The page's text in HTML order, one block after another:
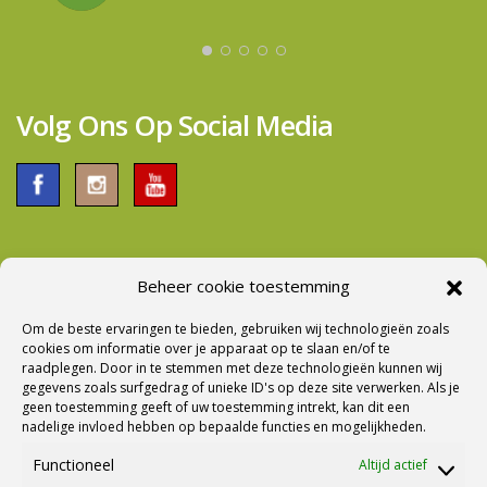
Beheer cookie toestemming
Om de beste ervaringen te bieden, gebruiken wij technologieën zoals
cookies om informatie over je apparaat op te slaan en/of te
raadplegen. Door in te stemmen met deze technologieën kunnen wij
gegevens zoals surfgedrag of unieke ID's op deze site verwerken. Als je
geen toestemming geeft of uw toestemming intrekt, kan dit een
nadelige invloed hebben op bepaalde functies en mogelijkheden.
Functioneel Altijd actief
zwaarder in gewicht. Bij aflevering werd er ook
door te nemen. Al met al een prima bedrijf om
Volg Ons Op Social Media